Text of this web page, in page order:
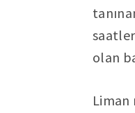
olan
Liman